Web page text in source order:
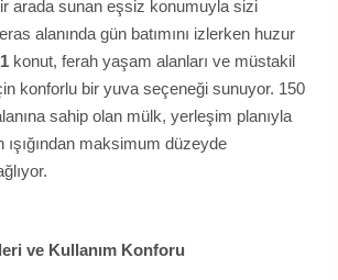
arada sunan eşsiz konumuyla sizi
alanında gün batımını izlerken huzur
konut, ferah yaşam alanları ve müstakil
konforlu bir yuva seçeneği sunuyor. 150
sahip olan mülk, yerleşim planıyla
maksimum düzeyde
ve Kullanım Konforu